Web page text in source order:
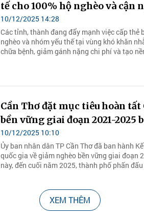
tế cho 100% hộ nghèo và cận
10/12/2025 14:28
Các tỉnh, thành đang đẩy mạnh việc cấp thẻ
nghèo và nhóm yếu thế tại vùng khó khăn
chữa bệnh, giảm gánh nặng chi phí và tạo
Cần Thơ đặt mục tiêu hoàn
bền vững giai đoạn 2021-
10/12/2025 10:10
Ủy ban nhân dân TP Cần Thơ đã ban hành
quốc gia về giảm nghèo bền vững giai đoạn
này, đến cuối năm 2025, thành phố phấn
XEM THÊM